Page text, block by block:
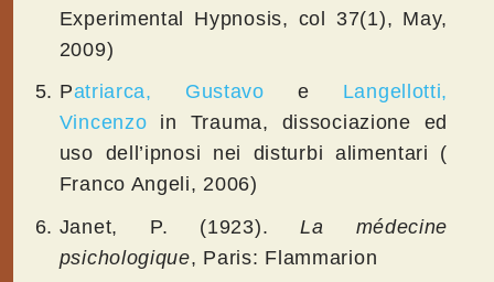
Experimental Hypnosis, col 37(1), May,
2009)
Patriarca, Gustavo e Langellotti,
Vincenzo in Trauma, dissociazione ed
uso dell’ipnosi nei disturbi alimentari (
Franco Angeli, 2006)
Janet, P. (1923).La médecine
psichologique, Paris: Flammarion